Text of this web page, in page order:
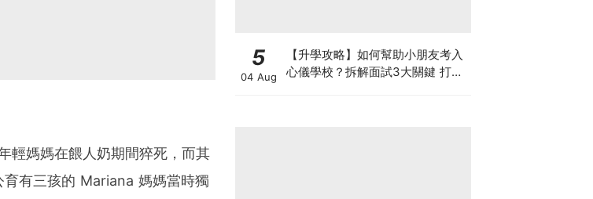
輕媽媽在餵人奶期間猝死，而其
有三孩的 Mariana 媽媽當時獨
5
04 Aug
【升學攻略】如何幫助小朋友考入
心儀學校？拆解面試3大關鍵 打好